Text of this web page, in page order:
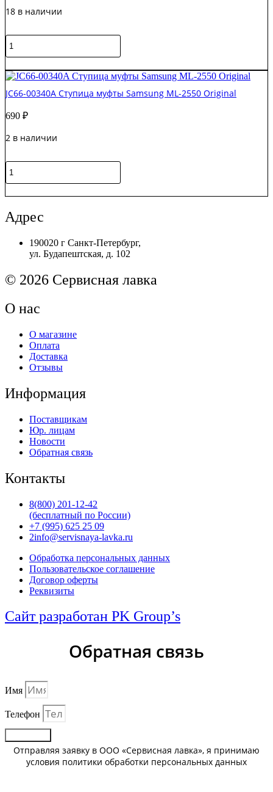
18 в наличии
Количество
товара
01254A
Шестерня
тефлонового
Samsung
2570
JC66-00340A Ступица муфты Samsung ML-2550 Original
690 ₽
2 в наличии
Количество
товара
00340A
Ступица
муфты
ML-
Адрес
190020 г Санкт-Петербург,
ул. Будапештская, д. 102
© 2026 Сервисная лавка
О нас
О магазине
Оплата
Доставка
Отзывы
Информация
Поставщикам
Юр. лицам
Новости
Обратная связь
Контакты
8(800) 201-12-42
(бесплатный по России)
+7 (995) 625 25 09
2info@servisnaya-lavka.ru
Обработка персональных данных
Пользовательское соглашение
Договор оферты
Реквизиты
Сайт разработан PK Group’s
Обратная связь
Имя
Телефон
Отправляя заявку в ООО «Сервисная лавка», я принимаю
условия политики обработки персональных данных